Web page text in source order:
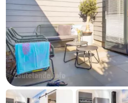
Webcam
Langstraat
Webcam
Beach
Spend
the
night
Apartments
-